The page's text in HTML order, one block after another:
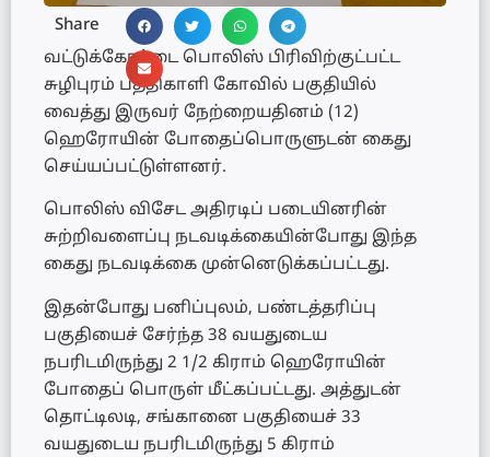
Share
வட்டுக்கோட்டை பொலிஸ் பிரிவிற்குட்பட்ட
சுழிபுரம் பத்திகாளி கோவில் பகுதியில்
வைத்து இருவர் நேற்றையதினம் (12)
ஹெரோயின் போதைப்பொருளுடன் கைது
செய்யப்பட்டுள்ளனர்.
பொலிஸ் விசேட அதிரடிப் படையினரின்
சுற்றிவளைப்பு நடவடிக்கையின்போது இந்த
கைது நடவடிக்கை முன்னெடுக்கப்பட்டது.
இதன்போது பனிப்புலம், பண்டத்தரிப்பு
பகுதியைச் சேர்ந்த 38 வயதுடைய
நபரிடமிருந்து 2 1/2 கிராம் ஹெரோயின்
போதைப் பொருள் மீட்கப்பட்டது. அத்துடன்
தொட்டிலடி, சங்கானை பகுதியைச் 33
வயதுடைய நபரிடமிருந்து 5 கிராம்